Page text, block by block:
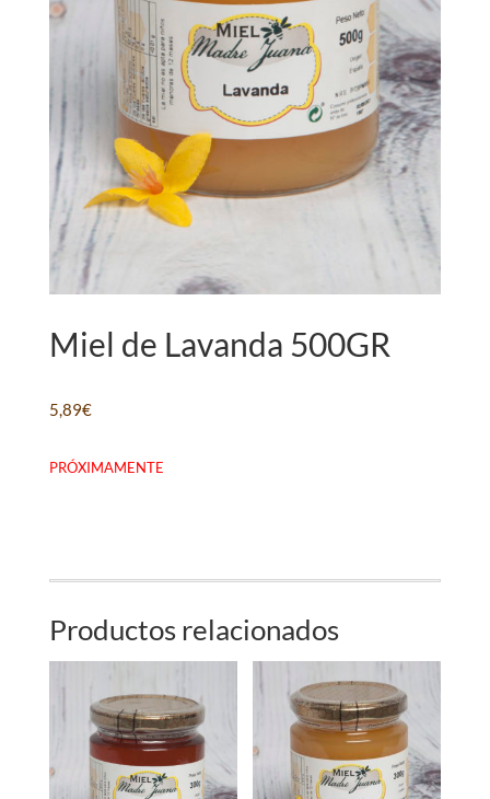
Miel de Lavanda 500GR
5,89€
PRÓXIMAMENTE
Productos relacionados